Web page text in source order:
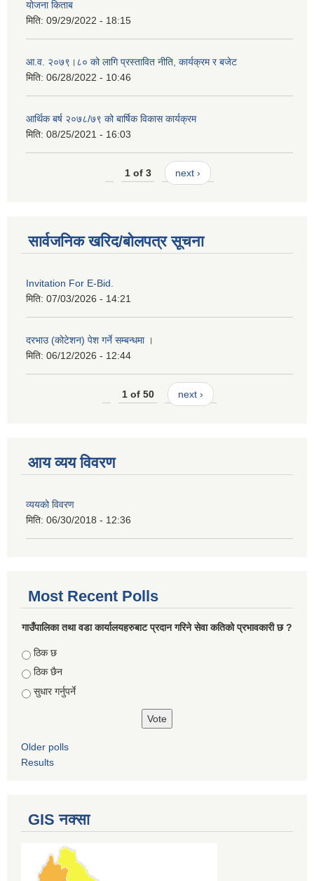
योजना किताब
मिति: 09/29/2022 - 18:15
आ.व. २०७९।८० को लागि प्रस्तावित नीति, कार्यक्रम र बजेट
मिति: 06/28/2022 - 10:46
आर्थिक बर्ष २०७८/७९ को बार्षिक विकास कार्यक्रम
मिति: 08/25/2021 - 16:03
1 of 3 next ›
सार्वजनिक खरिद/बोलपत्र सूचना
Invitation For E-Bid.
मिति: 07/03/2026 - 14:21
दरभाउ (कोटेशन) पेश गर्ने सम्बन्धमा ।
मिति: 06/12/2026 - 12:44
1 of 50 next ›
आय व्यय विवरण
व्ययको विवरण
मिति: 06/30/2018 - 12:36
Most Recent Polls
गाउँपालिका तथा वडा कार्यालयहरुबाट प्रदान गरिने सेवा कतिको प्रभावकारी छ ?
Choices
ठिक छ
ठिक छैन
सुधार गर्नुपर्ने
Older polls
Results
GIS नक्सा